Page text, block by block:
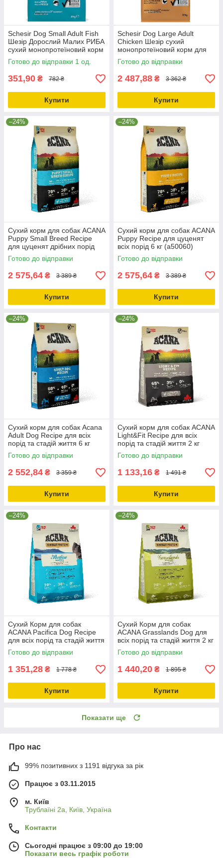
Schesir Dog Small Adult Fish
Шезір Дорослий Малих РИБА
сухий монопротеїновий корм
для собак Малих порід
2кг_ДО 11.10.25
Готово до відправки 1 од.
351,90 ₴ 782 ₴
Купити
Schesir Dog Large Adult
Chicken Шезір сухий
монопротеїновий корм для
собак великих порід 12кг
Готово до відправки
2 487,88 ₴ 3 362 ₴
Купити
–24%
Сухий корм для собак ACANA
Puppy Small Breed Recipe
для цуценят дрібних порід
6.0 кг (a50260)
Готово до відправки
2 575,64 ₴ 3 389 ₴
Купити
–24%
Сухий корм для собак ACANA
Puppy Recipe для цуценят
всіх порід 6 кг (a50060)
Готово до відправки
2 575,64 ₴ 3 389 ₴
Купити
–24%
Сухий корм для собак Acana
Adult Dog Recipe для всіх
порід та стадій життя 6 кг
(a52560)
Готово до відправки
2 552,84 ₴ 3 359 ₴
Купити
–24%
Сухий корм для собак ACANA
Light&Fit Recipe для всіх
порід та стадій життя 2 кг
(a51220)
Готово до відправки
1 133,16 ₴ 1 491 ₴
Купити
–24%
Сухий Корм для собак
ACANA Pacifica Dog Recipe
для всіх порід та стадій життя
2 кг (a54120)
Готово до відправки
1 351,28 ₴ 1 778 ₴
Купити
–24%
Сухий Корм для собак
ACANA Grasslands Dog для
всіх порід та стадій життя 2 кг
(a54220)
Готово до відправки
1 440,20 ₴ 1 895 ₴
Купити
Показати ще
Про нас
99% позитивних з 1191 відгука за рік
Працює з 03.11.2015
м. Київ
Трублаїні 2а, Київ, Україна
Контакти
Сьогодні працює з 09:00 до 19:00
Показати весь графік роботи